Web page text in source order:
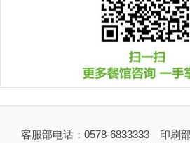
客服部电话：0578-6833333 印刷